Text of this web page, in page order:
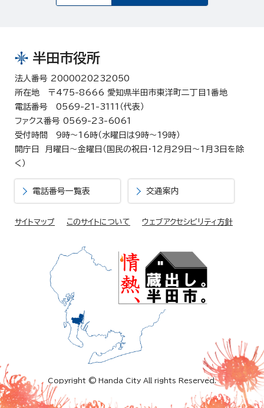
半田市役所
法人番号 2000020232050
所在地 〒475-8666 愛知県半田市東洋町二丁目1番地
電話番号 0569-21-3111（代表）
ファクス番号 0569-23-6061
受付時間 9時～16時（水曜日は9時～19時）
開庁日 月曜日～金曜日（国民の祝日・12月29日～1月3日を除
く）
電話番号一覧表 交通案内
サイトマップ このサイトについて ウェブアクセシビリティ方針
Copyright © Handa City All rights Reserved.